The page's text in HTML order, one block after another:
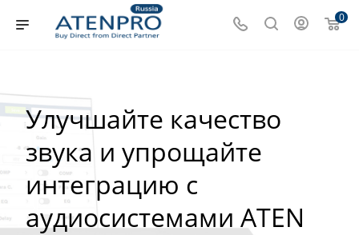
0
Улучшайте качество
звука и упрощайте
интеграцию с
аудиосистемами ATEN